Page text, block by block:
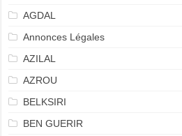
AGDAL
Annonces Légales
AZILAL
AZROU
BELKSIRI
BEN GUERIR